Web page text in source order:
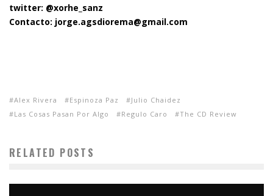
twitter: @xorhe_sanz
Contacto: jorge.agsdiorema@gmail.com
Alex Rivera Espinoza Paz
Julio Chaidez
Las Cosas Pasan Por Algo
Regulo Caro The CD Review
RELATED POSTS